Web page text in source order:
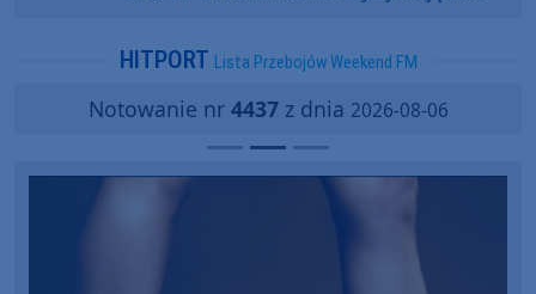
HITPORT Lista Przebojów Weekend FM
Notowanie nr 4437z dnia 2026-08-06